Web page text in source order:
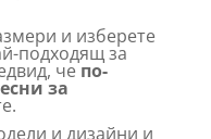
и изберете
подходящ за
чепо-
за
и дизайни и